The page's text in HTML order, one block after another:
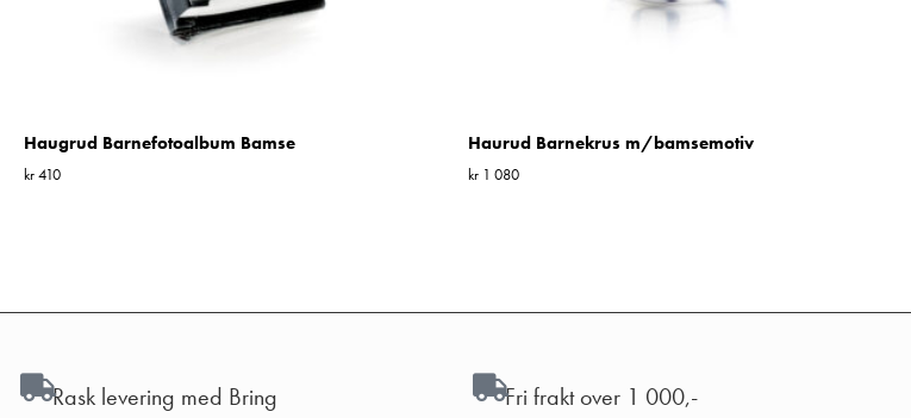
Haugrud Barnefotoalbum Bamse
kr410
Haurud Barnekrus m/bamsemotiv
kr 1 080
Rask levering med Bring Fri frakt over 1 000,-